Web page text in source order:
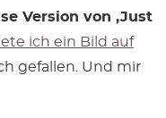
Version von ‚Just
ich ein Bild auf
gefallen. Und mir